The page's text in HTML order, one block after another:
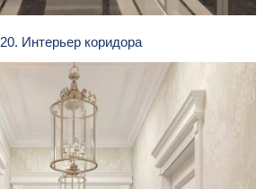
20. Интерьер коридора